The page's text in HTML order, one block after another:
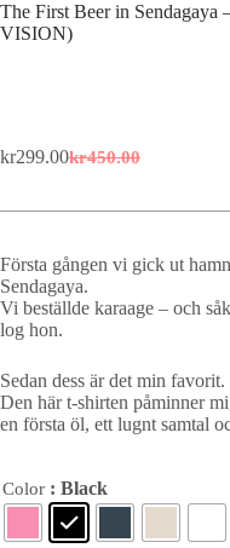
The First Beer in
VISION)
kr450.00
Original
was:
kr299.00Current
is:
Första gången vi gick ut
Sendagaya.
Vi beställde karaage – och
log hon.
Sedan dess är det min favorit.
Den här t-shirten påminner
en första öl, ett lugnt samtal
Color : Black